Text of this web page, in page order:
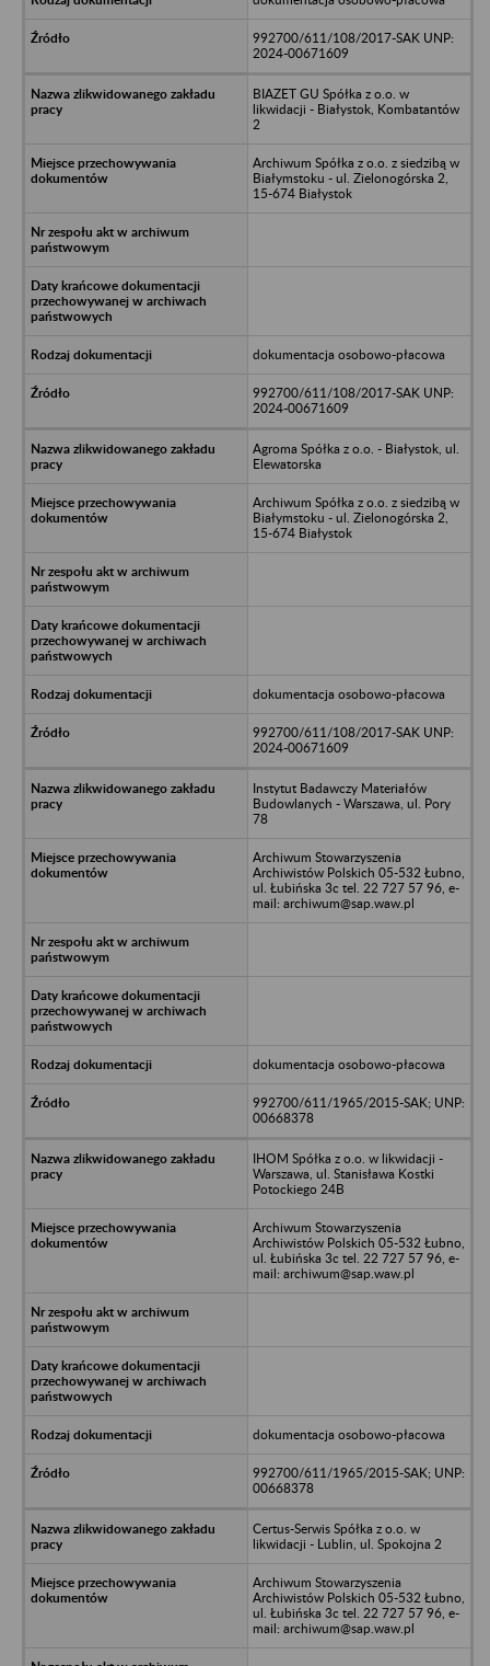
992700/611/108/2017-SAK UNP:
2024-00671609
BIAZET GU Spółka z o.o. w
likwidacji - Białystok, Kombatantów
2
Archiwum Spółka z o.o. z siedzibą w
Białymstoku - ul. Zielonogórska 2,
15-674 Białystok
dokumentacja osobowo-płacowa
992700/611/108/2017-SAK UNP:
2024-00671609
Agroma Spółka z o.o. - Białystok, ul.
Elewatorska
Archiwum Spółka z o.o. z siedzibą w
Białymstoku - ul. Zielonogórska 2,
15-674 Białystok
dokumentacja osobowo-płacowa
992700/611/108/2017-SAK UNP:
2024-00671609
Instytut Badawczy Materiałów
Budowlanych - Warszawa, ul. Pory
78
Archiwum Stowarzyszenia
Archiwistów Polskich 05-532 Łubno,
ul. Łubińska 3c tel. 22 727 57 96, e-
mail: archiwum@sap.waw.pl
dokumentacja osobowo-płacowa
992700/611/1965/2015-SAK; UNP:
00668378
IHOM Spółka z o.o. w likwidacji -
Warszawa, ul. Stanisława Kostki
Potockiego 24B
Archiwum Stowarzyszenia
Archiwistów Polskich 05-532 Łubno,
ul. Łubińska 3c tel. 22 727 57 96, e-
mail: archiwum@sap.waw.pl
dokumentacja osobowo-płacowa
992700/611/1965/2015-SAK; UNP:
00668378
Certus-Serwis Spółka z o.o. w
likwidacji - Lublin, ul. Spokojna 2
Archiwum Stowarzyszenia
Archiwistów Polskich 05-532 Łubno,
ul. Łubińska 3c tel. 22 727 57 96, e-
mail: archiwum@sap.waw.pl